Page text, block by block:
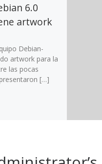
6.0
artwork
Debian-
artwork para la
las pocas
[…]